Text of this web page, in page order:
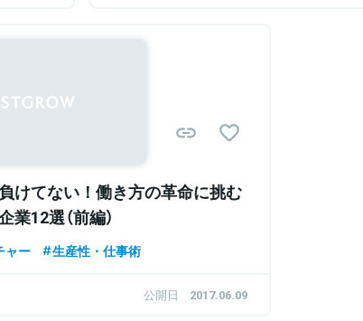
けてない！働き方の革命に挑む
12選（前編）
ャー 生産性・仕事術
公開日 2017.06.09